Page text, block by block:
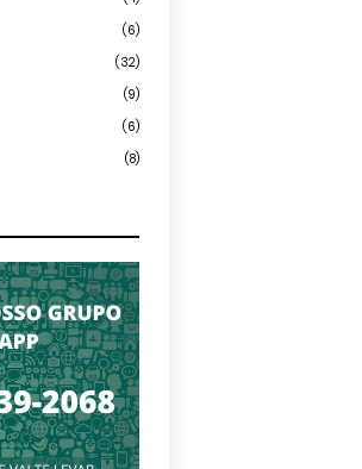
(6)
(32)
(9)
(6)
(8)